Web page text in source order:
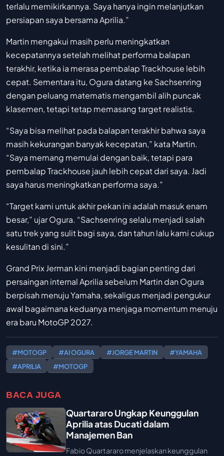
terlalu memikirkannya. Saya hanya ingin melanjutkan
persiapan saya bersama Aprilia.”
Martin mengakui masih perlu meningkatkan
kecepatannya setelah melihat performa balapan
terakhir, ketika ia merasa pembalap Trackhouse lebih
cepat. Sementara itu, Ogura datang ke Sachsenring
dengan peluang matematis mengambil alih puncak
klasemen, tetapi tetap memasang target realistis.
“Saya bisa melihat pada balapan terakhir bahwa saya
masih kekurangan banyak kecepatan,” kata Martin.
“Saya memang memulai dengan baik, tetapi para
pembalap Trackhouse jauh lebih cepat dari saya. Jadi
saya harus meningkatkan performa saya.”
“Target kami untuk akhir pekan ini adalah masuk enam
besar,” ujar Ogura. “Sachsenring selalu menjadi salah
satu trek yang sulit bagi saya, dan tahun lalu kami cukup
kesulitan di sini.”
Grand Prix Jerman kini menjadi bagian penting dari
persaingan internal Aprilia sebelum Martin dan Ogura
berpisah menuju Yamaha, sekaligus menjadi pengukur
awal bagaimana keduanya menjaga momentum menuju
era baru MotoGP 2027.
#MOTOGP #AI OGURA #JORGE MARTIN
#YAMAHA
#APRILIA
#MOTOGP
BACA JUGA
Quartararo Ungkap Keunggulan
Aprilia atas Ducati dalam
Manajemen Ban
Fabio Quartararo menjelaskan keunggulan